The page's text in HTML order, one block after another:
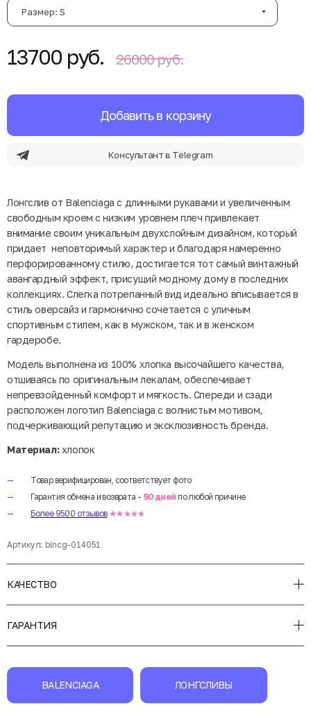
Размер: S
13700 руб. 26000 руб.
Добавить в корзину
Консультант в Telegram
Лонгслив от Balenciaga с длинными рукавами и увеличенным
свободным кроем с низким уровнем плеч привлекает
внимание своим уникальным двухслойным дизайном, который
придает неповторимый характер и благодаря намеренно
перфорированному стилю, достигается тот самый винтажный
авангардный эффект, присущий модному дому в последних
коллекциях. Слегка потрепанный вид идеально вписывается в
стиль оверсайз и гармонично сочетается с уличным
спортивным стилем, как в мужском, так и в женском
гардеробе.
Модель выполнена из 100% хлопка высочайшего качества,
отшиваясь по оригинальным лекалам, обеспечивает
непревзойденный комфорт и мягкость. Спереди и сзади
расположен логотип Balenciaga с волнистым мотивом,
подчеркивающий репутацию и эксклюзивность бренда.
Материал:хлопок
Товар верифицирован, соответствует фото
Гарантия обмена и возврата - 90 дней по любой причине
Более 9500 отзывов ★★★★★
Артикул: blncg-014051
КАЧЕСТВО
ГАРАНТИЯ
BALENCIAGA ЛОНГСЛИВЫ